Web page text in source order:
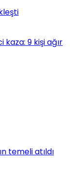
kaza: 9 kişi ağır
temeli atıldı